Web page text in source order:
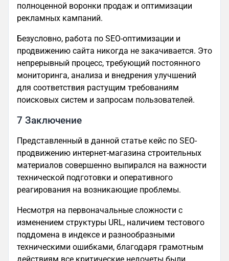
полноценной воронки продаж и оптимизации
рекламных кампаний.
Безусловно, работа по SEO-оптимизации и
продвижению сайта никогда не закачивается. Это
непрерывный процесс, требующий постоянного
мониторинга, анализа и внедрения улучшений
для соответствия растущим требованиям
поисковых систем и запросам пользователей.
7 Заключение
Представленный в данной статье кейс по SEO-
продвижению интернет-магазина строительных
материалов совершенно выпирался на важности
технической подготовки и оперативного
реагирования на возникающие проблемы.
Несмотря на первоначальные сложности с
изменением структуры URL, наличием тестового
поддомена в индексе и разнообразными
техническими ошибками, благодаря грамотным